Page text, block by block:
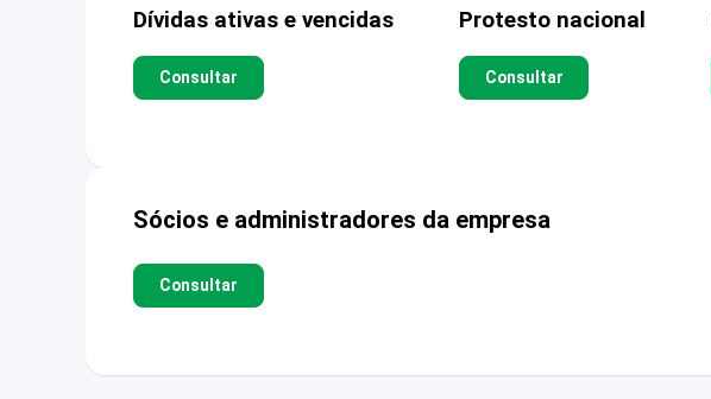
Dívidas ativas e vencidas
Consultar
Protesto nacional
Consultar
Sócios e administradores da empresa
Consultar